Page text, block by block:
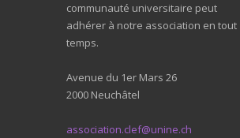
communauté universitaire peut
adhérer à notre association en tout
temps.
Avenue du 1er Mars 26
2000 Neuchâtel
association.clef@unine.ch